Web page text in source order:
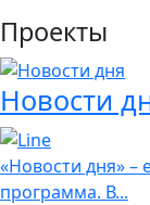
Проекты
Новости
«Новости дня»
программа. В...